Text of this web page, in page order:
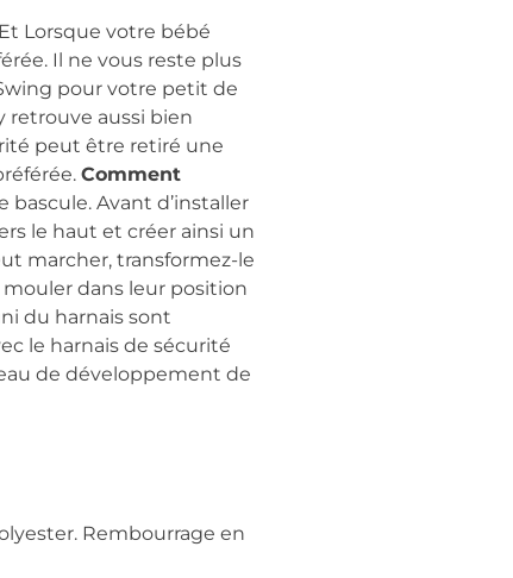
Lorsque votre bébé
Il ne vous reste plus
pour votre petit de
retrouve aussi bien
peut être retiré une
Comment
Avant d’installer
le haut et créer ainsi un
marcher, transformez-le
mouler dans leur position
du harnais sont
le harnais de sécurité
de développement de
Rembourrage en